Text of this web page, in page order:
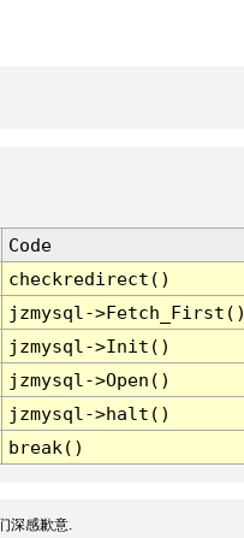
Code
checkredirect()
jzmysql-
jzmysql->Init()
jzmysql->Open()
jzmysql->halt()
break()
深感歉意.